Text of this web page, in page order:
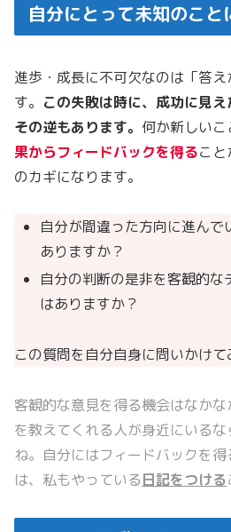
自分にとって未知のこと
進歩・成長に不可欠なのは「答
す。 この失敗は時に、成功に見え
その逆もあります。 何か新しいこ
果からフィードバックを得るこ
のカギになります。
自分が間違った方向に進ん
ありますか？
自分の判断の是非を客観的な
はありますか？
この質問を自分自身に問いかけて
客観的な意見を得る機会はなか
を教えてくれる人が身近にいる
ね。自分にはフィードバックを
は、私もやっている日記をつける